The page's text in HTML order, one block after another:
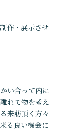
作・展示させ
い合って内に
れて物を考え
来訪頂く方々
る良い機会に